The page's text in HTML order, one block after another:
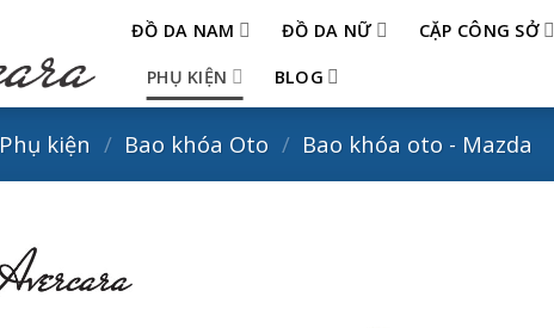
ĐỒ DA NAM ĐỒ DA NỮ CẶP CÔNG SỞ
PHỤ KIỆN BLOG
Phụ kiện / Bao khóa Oto / Bao khóa oto - Mazda